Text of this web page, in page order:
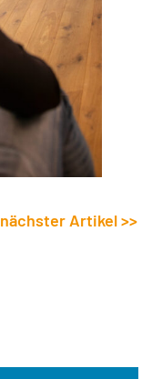
nächster Artikel >>